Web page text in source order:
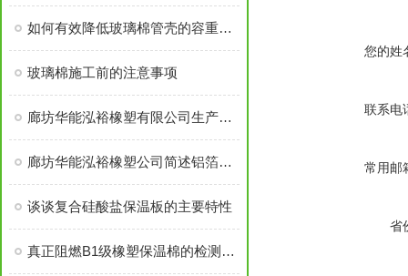
如何有效降低玻璃棉管壳的容重呢？
玻璃棉施工前的注意事项
廊坊华能泓裕橡塑有限公司生产的圣裕德B1级橡塑保温棉为什么如此受欢迎？
廊坊华能泓裕橡塑公司简述铝箔橡塑保温棉主要分类及性能优点
谈谈复合硅酸盐保温板的主要特性
真正阻燃B1级橡塑保温棉的检测标准及技术指标
您的姓
联系电
常用邮
省